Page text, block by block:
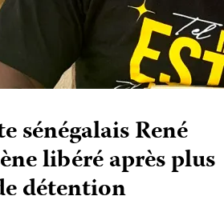
sénégalais René
libéré après plus
détention